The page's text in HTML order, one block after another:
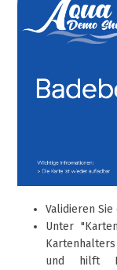
Validieren
Unter
und hilft